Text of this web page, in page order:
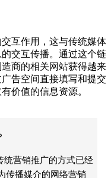
互作用，这与传统媒体
交互传播。通过这个链
商的相关网站获得越来
告空间直接填写和提交
价值的信息资源。
统营销推广的方式已经
传播媒介的网络营销